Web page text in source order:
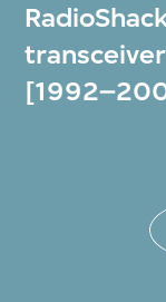
transceiver